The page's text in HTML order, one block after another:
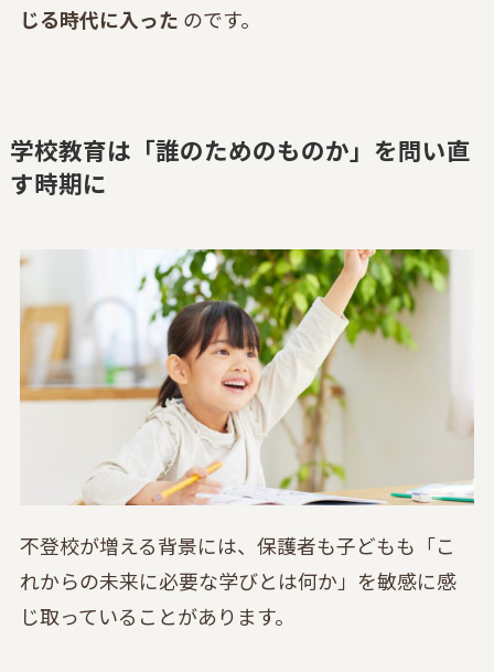
じる時代に入った のです。
学校教育は「誰のためのものか」を問い直
す時期に
不登校が増える背景には、保護者も子どもも「こ
れからの未来に必要な学びとは何か」を敏感に感
じ取っていることがあります。